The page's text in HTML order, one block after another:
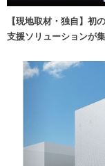
【現地取材・独自】初
支援ソリューションが